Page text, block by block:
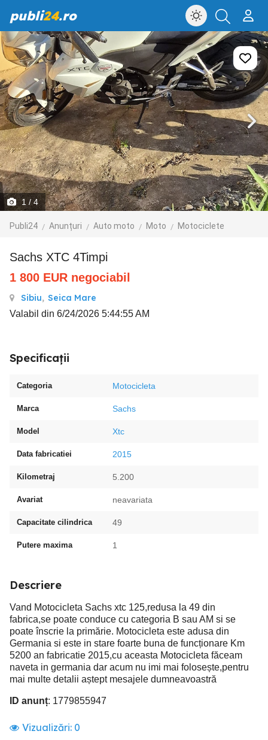
publi24.ro
1 / 4
Publi24 Anunțuri Auto moto Moto Motociclete
Sachs XTC 4Timpi
1 800 EUR negociabil
Sibiu, Seica Mare
Valabil din 6/24/2026 5:44:55 AM
Specificații
Categoria Motocicleta
Marca Sachs
Model Xtc
Data fabricatiei 2015
Kilometraj 5.200
Avariat neavariata
Capacitate cilindrica 49
Putere maxima 1
Descriere
Vand Motocicleta Sachs xtc 125,redusa la 49 din
fabrica,se poate conduce cu categoria B sau AM si se
poate înscrie la primărie. Motocicleta este adusa din
Germania si este in stare foarte buna de funcționare Km
5200 an fabricatie 2015,cu aceasta Motocicleta făceam
naveta in germania dar acum nu imi mai folosește,pentru
mai multe detalii aștept mesajele dumneavoastră
ID anunț: 1779855947
Vizualizări: 0